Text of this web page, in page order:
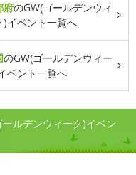
府のGW(ゴールデンウィ
)イベント一覧へ
のGW(ゴールデンウィー
ベント一覧へ
ルデンウィーク)イベン